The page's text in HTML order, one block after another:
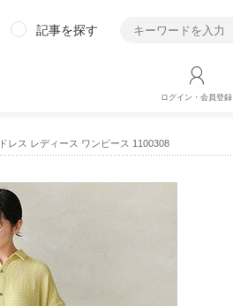
記事を探す
ログイン・会員登録
レス レディース ワンピース 1100308